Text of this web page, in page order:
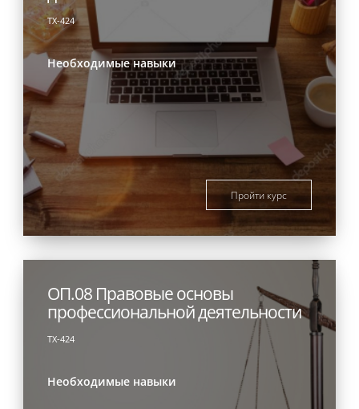
ТХ-424
Необходимые навыки
Пройти курс
ОП.08 Правовые основы
профессиональной деятельности
ТХ-424
Необходимые навыки